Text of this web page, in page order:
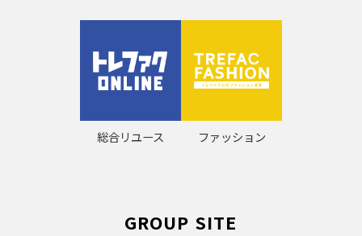
総合リユース ファッション
GROUP SITE